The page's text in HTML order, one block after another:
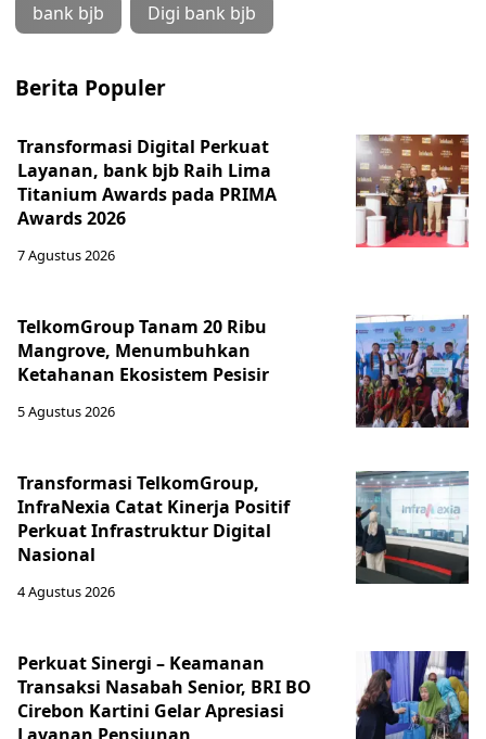
bank bjb Digi bank bjb
Berita Populer
Transformasi Digital Perkuat
Layanan, bank bjb Raih Lima
Titanium Awards pada PRIMA
Awards 2026
7 Agustus 2026
TelkomGroup Tanam 20 Ribu
Mangrove, Menumbuhkan
Ketahanan Ekosistem Pesisir
5 Agustus 2026
Transformasi TelkomGroup,
InfraNexia Catat Kinerja Positif
Perkuat Infrastruktur Digital
Nasional
4 Agustus 2026
Perkuat Sinergi – Keamanan
Transaksi Nasabah Senior, BRI BO
Cirebon Kartini Gelar Apresiasi